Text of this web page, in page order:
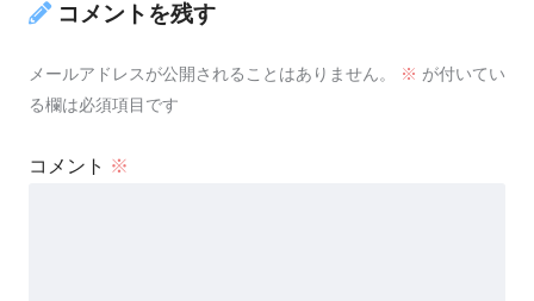
コメントを残す
メールアドレスが公開されることはありません。 ※ が付いてい
る欄は必須項目です
コメント ※